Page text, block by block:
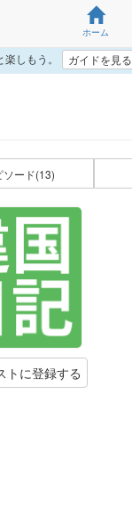
ホーム
しもう。 ガイドを見る
ソード(13)
トに登録する